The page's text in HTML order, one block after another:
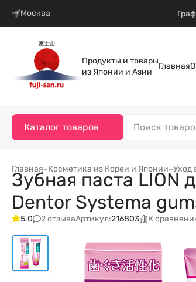
Москва
Продукты и товары
из Японии и Азии
Главная
Каталог товаров
Главная–Косметика из Кореи и Японии–Уход
Зубная паста LION
Dentor Systema
5.0 2 отзываАртикул:216803 К